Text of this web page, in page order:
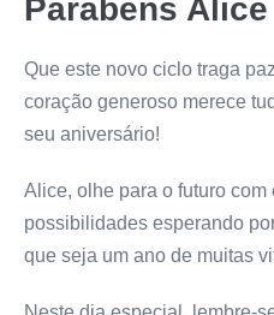
Parabéns Alice
Que este novo ciclo traga
coração generoso merece
seu aniversário!
Alice, olhe para o futuro
possibilidades esperando
que seja um ano de muitas